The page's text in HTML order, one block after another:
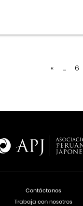
« ... 6
Contáctanos
Trabaja con nosotros